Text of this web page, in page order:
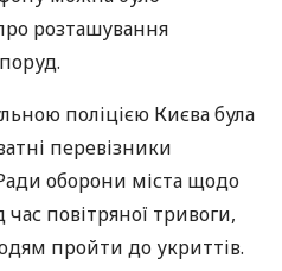
розташування
поліцією Києва була
перевізники
оборони міста щодо
повітряної тривоги,
пройти до укриттів.